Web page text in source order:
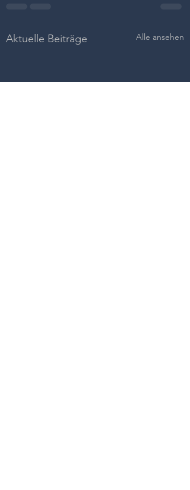
Aktuelle Beiträge Alle ansehen